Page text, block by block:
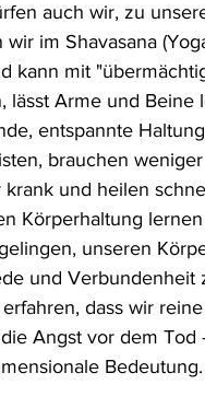
auch wir, zu
im Shavasana
kann mit
lässt Arme und
entspannte
brauchen
und heilen
Körperhaltung
unseren
und
dass wir
Angst vor dem
Bedeutung.